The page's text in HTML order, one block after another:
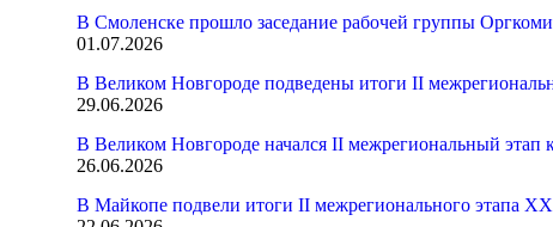
В Смоленске прошло заседание рабочей группы
01.07.2026
В Великом Новгороде подведены итоги II
29.06.2026
В Великом Новгороде начался II межрегиональный этап
26.06.2026
В Майкопе подвели итоги II межрегионального этапа